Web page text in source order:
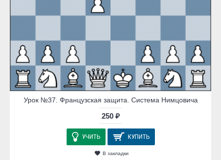
Урок №37. Французская защита. Система Нимцовича
250 ₽
УЧИТЬ КУПИТЬ
В закладки